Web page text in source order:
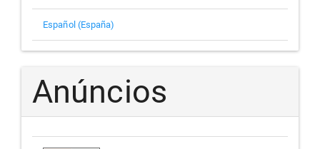
Español (España)
Anúncios